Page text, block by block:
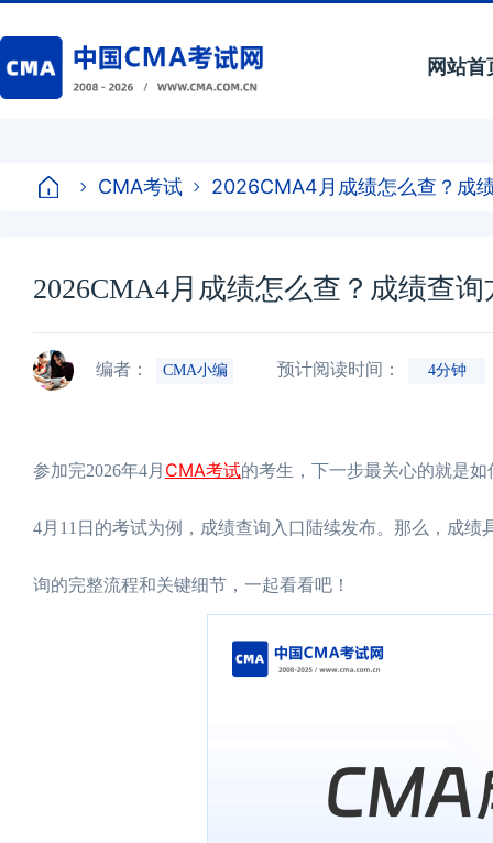
网站首
CMA考试 2026CMA4月成绩怎么查？成
2026CMA4月成绩怎么查？成绩查
编者： CMA小编 预计阅读时间： 4分钟
参加完2026年4月 CMA考试的考生，下一步最关心的就是
4月11日的考试为例，成绩查询入口陆续发布。那么，成
询的完整流程和关键细节，一起看看吧！